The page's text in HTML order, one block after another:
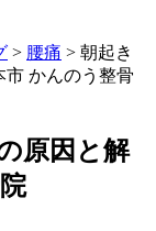
> 腰痛 > 朝起き
かんのう整骨
原因と解